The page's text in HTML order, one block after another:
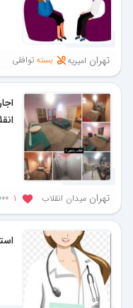
1 ماه پیش
تهران امیریه بسته توافقی
3 ماه پیش
تهران میدان انقلاب 1